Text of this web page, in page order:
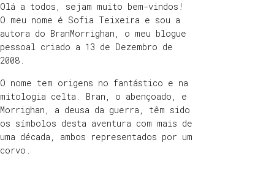
Olá a todos, sejam muito bem-vindos!
O meu nome é Sofia Teixeira e sou a
autora do BranMorrighan, o meu blogue
pessoal criado a 13 de Dezembro de
2008.
O nome tem origens no fantástico e na
mitologia celta. Bran, o abençoado, e
Morrighan, a deusa da guerra, têm sido
os símbolos desta aventura com mais de
uma década, ambos representados por um
corvo.